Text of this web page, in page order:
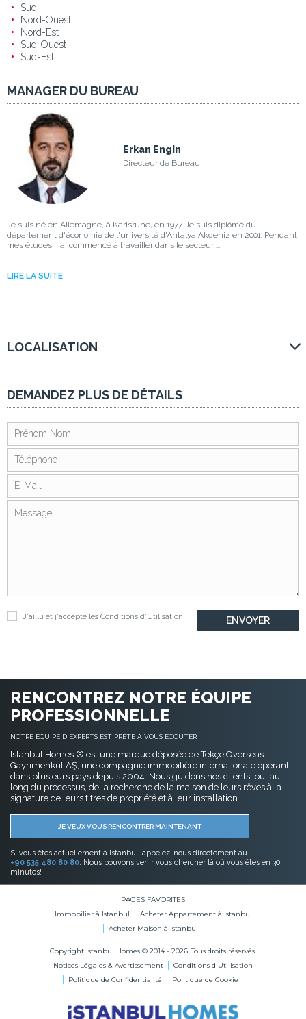
Sud
Nord-Ouest
Nord-Est
Sud-Ouest
Sud-Est
MANAGER DU BUREAU
Erkan Engin
Directeur de Bureau
Je suis né en Allemagne, à Karlsruhe, en 1977. Je suis diplômé du
département d'économie de l'université d'Antalya Akdeniz en 2001. Pendant
mes études, j'ai commencé à travailler dans le secteur ...
LIRE LA SUITE
LOCALISATION
DEMANDEZ PLUS DE DÉTAILS
J'ai lu et j'accepte les Conditions d'Utilisation
RENCONTREZ NOTRE ÉQUIPE
PROFESSIONNELLE
NOTRE ÉQUIPE D'EXPERTS EST PRÊTE À VOUS ÉCOUTER
Istanbul Homes ® est une marque déposée de Tekçe Overseas
Gayrimenkul AŞ, une compagnie immobilière internationale opérant
dans plusieurs pays depuis 2004. Nous guidons nos clients tout au
long du processus, de la recherche de la maison de leurs rêves à la
signature de leurs titres de propriété et à leur installation.
JE VEUX VOUS RENCONTRER MAINTENANT
Si vous êtes actuellement à Istanbul, appelez-nous directement au
+90 535 480 80 80. Nous pouvons venir vous chercher là où vous êtes en 30
minutes!
PAGES FAVORITES
Immobilier à Istanbul
Acheter Appartement à Istanbul
Acheter Maison à Istanbul
Copyright Istanbul Homes © 2014 - 2026. Tous droits réservés.
Notices Légales & Avertissement
Conditions d'Utilisation
Politique de Confidentialité
Politique de Cookie